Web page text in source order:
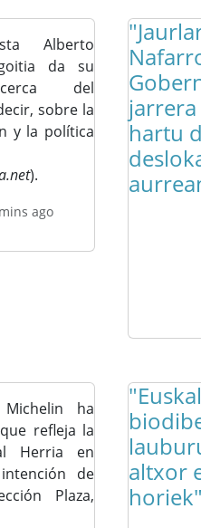
Alberto
da su
del
sobre la
y la política
).
ago
hartu
ha
refleja la
Herria en
de
Plaza,
"Euskal
altxor
horiek"